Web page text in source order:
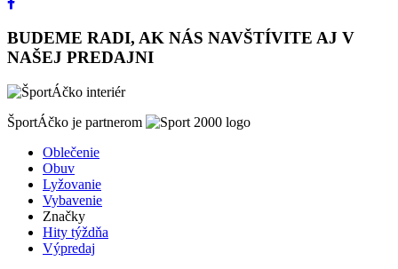
BUDEME RADI, AK NÁS NAVŠTÍVITE AJ V
NAŠEJ PREDAJNI
ŠportÁčko je partnerom
Oblečenie
Obuv
Lyžovanie
Vybavenie
Značky
Hity týždňa
Výpredaj